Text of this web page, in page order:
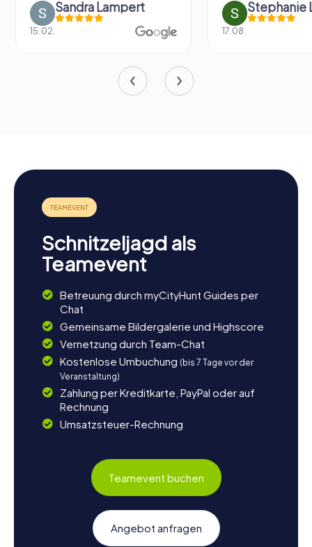
Sandra Lampert
15.02.
Stephanie
17.08.
Schnitzeljagd als
Teamevent
Betreuung durch myCityHunt Guides per
Chat
Gemeinsame Bildergalerie und Highscore
Vernetzung durch Team-Chat
Kostenlose Umbuchung (bis 7 Tage vor der
Veranstaltung)
Zahlung per Kreditkarte, PayPal oder auf
Rechnung
Umsatzsteuer-Rechnung
Teamevent buchen
Angebot anfragen